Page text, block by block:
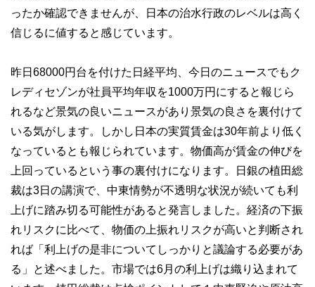
ったか確認できませんが、日本の治水行政のレベルは高く
信じるに値すると感じています。
昨日68000円台を付けた日経平均、今日のニュースでもク
レディセゾンが社員平均年収を1000万円にすると報じら
れるなど景気の良いニュースがあり景気の良さを裏付けて
いる気がします。しかし日本の実質賃金は30年前より低く
なっているとも報じられています。物価高が賃金の伸びを
上回っているという事の裏付けになります。日銀の植田総
裁は3日の講演で、中東情勢が不透明な状況が続いても利
上げに踏み切る可能性があると発言しました。経済の下振
れリスクに比べて、物価の上振れリスクが高いと判断され
れば「利上げの是非についてしっかりと議論する必要があ
る」と述べました。市場では6月の利上げは織り込まれて